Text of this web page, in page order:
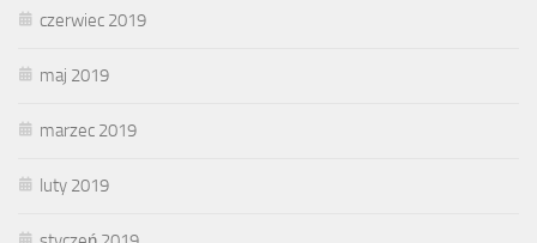
czerwiec 2019
maj 2019
marzec 2019
luty 2019